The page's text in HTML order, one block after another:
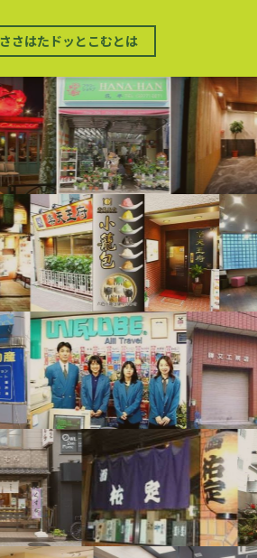
ささはたドッとこむとは